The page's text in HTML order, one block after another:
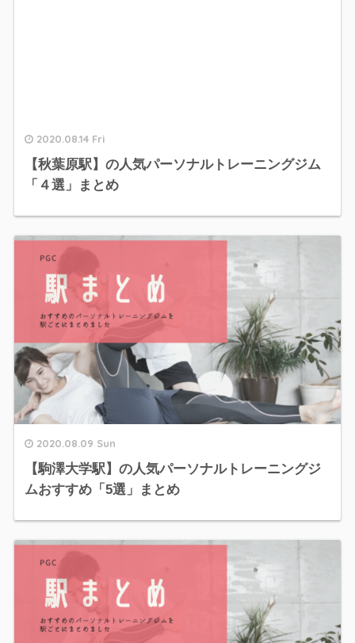
2020.08.14 Fri
【秋葉原駅】の人気パーソナルトレーニングジム
「４選」まとめ
2020.08.09 Sun
【駒澤大学駅】の人気パーソナルトレーニングジ
ムおすすめ「5選」まとめ